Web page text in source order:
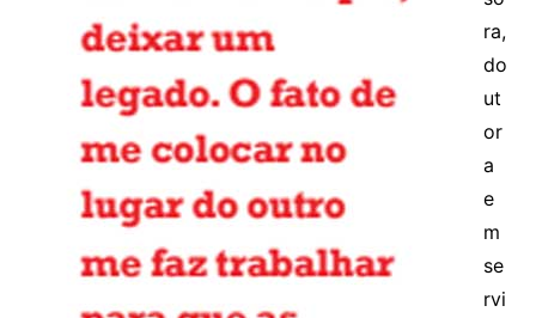
ra,
do
ut
or
a
e
m
se
rvi